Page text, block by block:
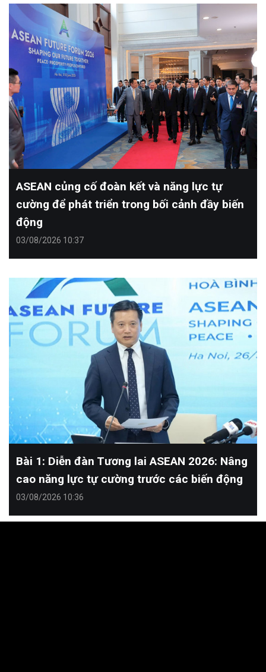
ASEAN củng cố đoàn kết và năng lực tự
cường để phát triển trong bối cảnh đầy biến
động
03/08/2026 10:37
Bài 1: Diễn đàn Tương lai ASEAN 2026: Nâng
cao năng lực tự cường trước các biến động
03/08/2026 10:36